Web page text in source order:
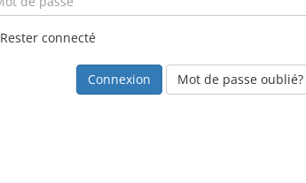
Rester connecté
Mot de passe oublié?